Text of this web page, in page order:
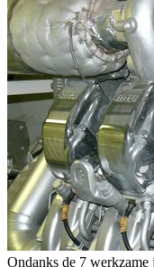
Ondanks de 7